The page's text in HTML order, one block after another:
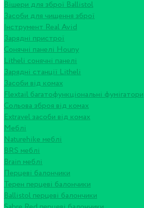
Вішери для зброї Ballistol
Засоби для чищення зброї
Інструмент Real Avid
Зарядні пристрої
Сонячні панелі Houny
Litheli сонячні панелі
Зарядні станції Litheli
Засоби від комах
Flextail багатофункціональні фумігатори
Сольова зброя від комах
Extravel засоби від комах
Меблі
Naturehike меблі
BRS меблі
Brain меблі
Перцеві балончики
Терен перцеві балончики
Ballistol перцеві балончики